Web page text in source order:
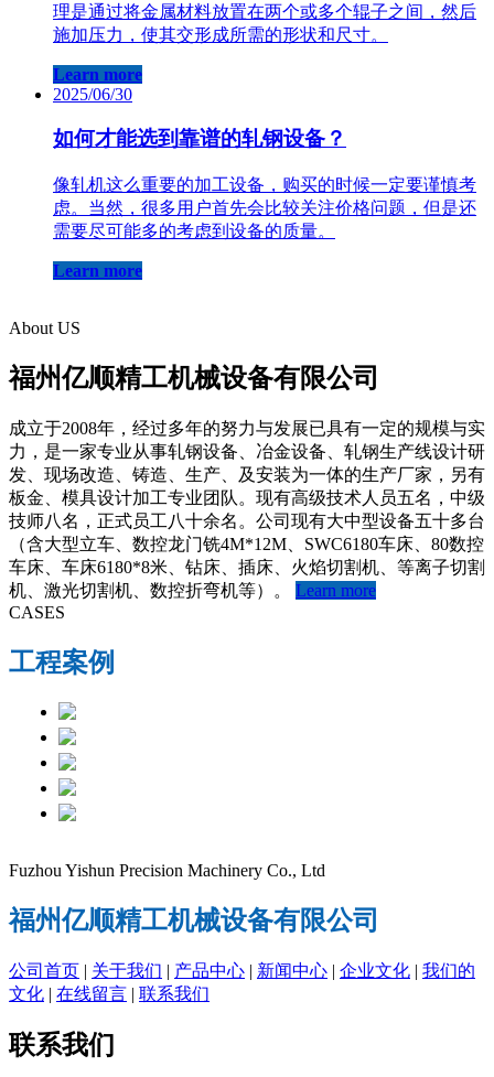
理是通过将金属材料放置在两个或多个辊子之间，然后
施加压力，使其交形成所需的形状和尺寸。
Learn more
2025/06/30
如何才能选到靠谱的轧钢设备？
像轧机这么重要的加工设备，购买的时候一定要谨慎考
虑。当然，很多用户首先会比较关注价格问题，但是还
需要尽可能多的考虑到设备的质量。
Learn more
About US
福州亿顺精工机械设备有限公司
成立于2008年，经过多年的努力与发展已具有一定的规模与实
力，是一家专业从事轧钢设备、冶金设备、轧钢生产线设计研
发、现场改造、铸造、生产、及安装为一体的生产厂家，另有
板金、模具设计加工专业团队。现有高级技术人员五名，中级
技师八名，正式员工八十余名。公司现有大中型设备五十多台
（含大型立车、数控龙门铣4M*12M、SWC6180车床、80数控
车床、车床6180*8米、钻床、插床、火焰切割机、等离子切割
机、激光切割机、数控折弯机等）。 Learn more
CASES
工程案例
Fuzhou Yishun Precision Machinery Co., Ltd
福州亿顺精工机械设备有限公司
公司首页 | 关于我们 | 产品中心 | 新闻中心 | 企业文化 | 我们的
文化 | 在线留言 | 联系我们
联系我们